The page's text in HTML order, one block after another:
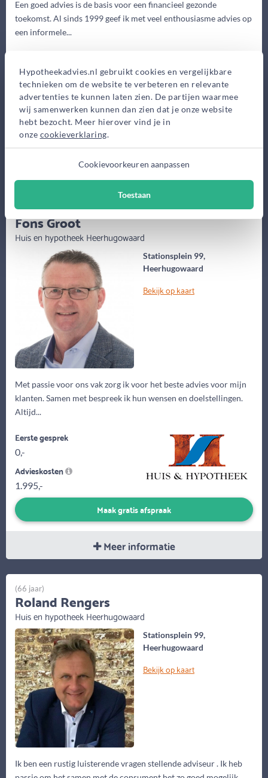
Hypotheekadvies.nl gebruikt cookies en vergelijkbare
technieken om de website te verbeteren en relevante
advertenties te kunnen laten zien. De partijen waarmee
wij samenwerken kunnen dan zien dat je onze website
hebt bezocht. Meer hierover vind je in
onze cookieverklaring.
Cookievoorkeuren aanpassen
Toestaan
Een goed advies is de basis voor een financieel gezonde
toekomst. Al sinds 1999 geef ik met veel enthousiasme advies op
een informele...
0,-
Advieskosten
2.950,-
Maak gratis afspraak
Meer informatie
Stationsplein 99,
Heerhugowaard
Bekijk op kaart
Met passie voor ons vak zorg ik voor het beste advies voor mijn
klanten. Samen met bespreek ik hun wensen en doelstellingen.
Altijd...
(64 jaar)
Fons Groot
Huis en hypotheek Heerhugowaard
Eerste gesprek
0,-
Advieskosten
1.995,-
Maak gratis afspraak
Meer informatie
Stationsplein 99,
Heerhugowaard
Bekijk op kaart
Ik ben een rustig luisterende vragen stellende adviseur . Ik heb
(66 jaar)
Roland Rengers
Huis en hypotheek Heerhugowaard